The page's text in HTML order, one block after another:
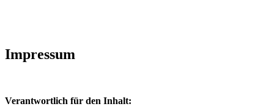
Impressum
Verantwortlich für den Inhalt: